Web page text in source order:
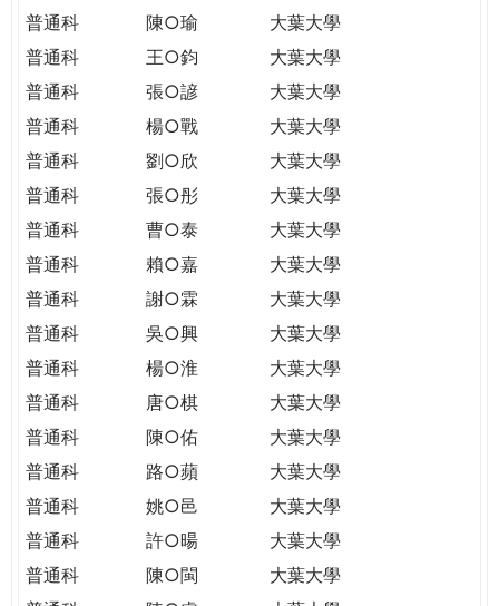
普通科
陳○瑜
大葉大學
普通科
王○鈞
大葉大學
普通科
張○諺
大葉大學
普通科
楊○戰
大葉大學
普通科
劉○欣
大葉大學
普通科
張○彤
大葉大學
普通科
曹○泰
大葉大學
普通科
賴○嘉
大葉大學
普通科
謝○霖
大葉大學
普通科
吳○興
大葉大學
普通科
楊○淮
大葉大學
普通科
唐○棋
大葉大學
普通科
陳○佑
大葉大學
普通科
路○蘋
大葉大學
普通科
姚○邑
大葉大學
普通科
許○暘
大葉大學
普通科
陳○閩
大葉大學